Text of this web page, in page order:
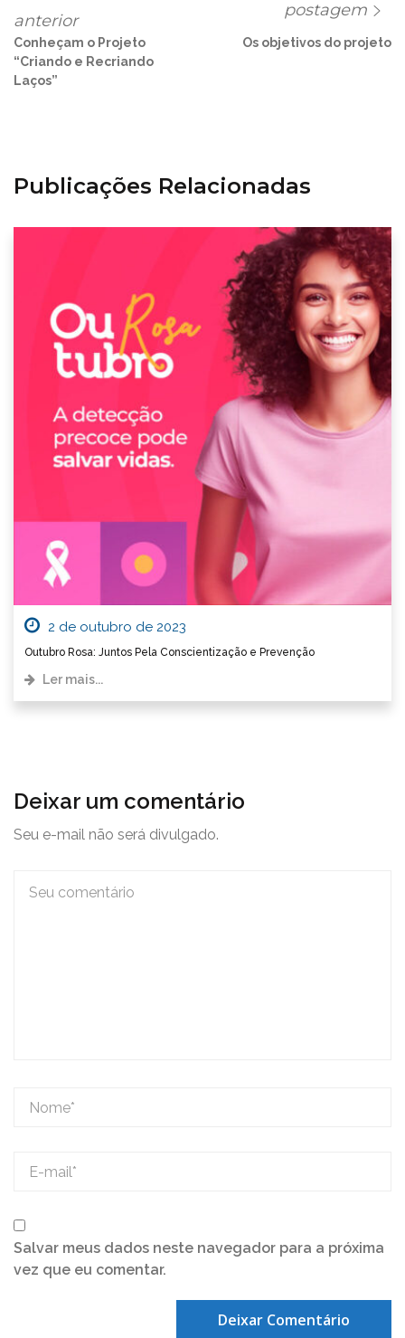
anterior
Conheçam o Projeto
“Criando e Recriando
Laços”
postagem
Os objetivos do projeto
Publicações Relacionadas
2 de outubro de 2023
Outubro Rosa: Juntos Pela Conscientização e Prevenção
Ler mais...
Deixar um comentário
Seu e-mail não será divulgado.
Salvar meus dados neste navegador para a próxima
vez que eu comentar.